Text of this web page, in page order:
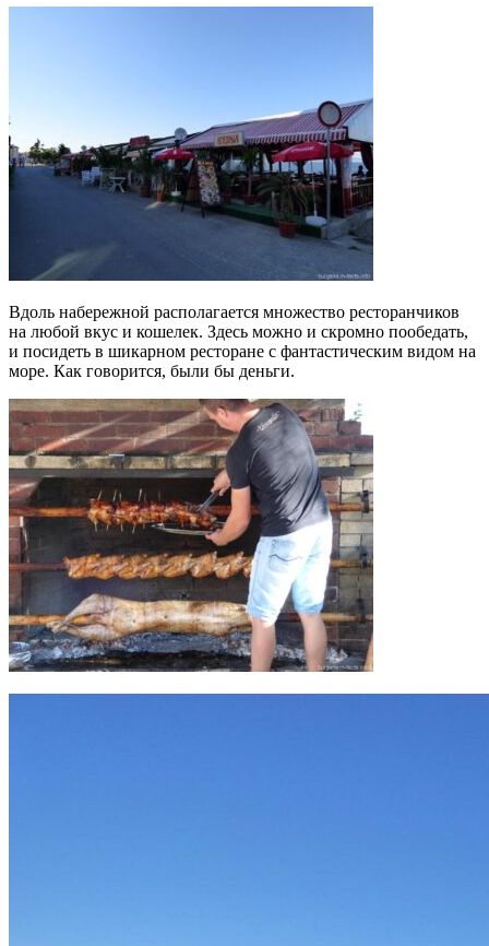
Вдоль набережной располагается множество ресторанчиков
на любой вкус и кошелек. Здесь можно и скромно пообедать,
и посидеть в шикарном ресторане с фантастическим видом на
море. Как говорится, были бы деньги.